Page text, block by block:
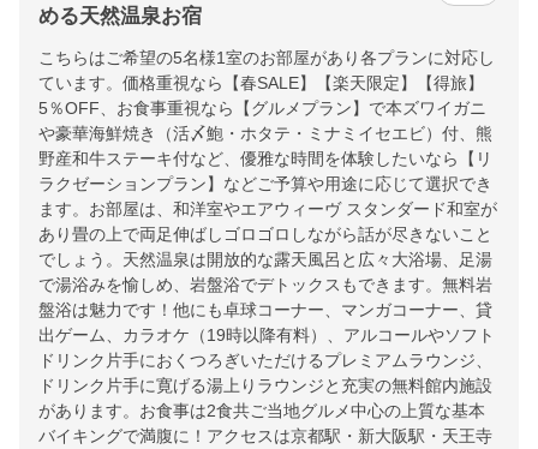
める天然温泉お宿
こちらはご希望の5名様1室のお部屋があり各プランに対応し
ています。価格重視なら【春SALE】【楽天限定】【得旅】
5％OFF、お食事重視なら【グルメプラン】で本ズワイガニ
や豪華海鮮焼き（活〆鮑・ホタテ・ミナミイセエビ）付、熊
野産和牛ステーキ付など、優雅な時間を体験したいなら【リ
ラクゼーションプラン】などご予算や用途に応じて選択でき
ます。お部屋は、和洋室やエアウィーヴ スタンダード和室が
あり畳の上で両足伸ばしゴロゴロしながら話が尽きないこと
でしょう。天然温泉は開放的な露天風呂と広々大浴場、足湯
で湯浴みを愉しめ、岩盤浴でデトックスもできます。無料岩
盤浴は魅力です！他にも卓球コーナー、マンガコーナー、貸
出ゲーム、カラオケ（19時以降有料）、アルコールやソフト
ドリンク片手におくつろぎいただけるプレミアムラウンジ、
ドリンク片手に寛げる湯上りラウンジと充実の無料館内施設
があります。お食事は2食共ご当地グルメ中心の上質な基本
バイキングで満腹に！アクセスは京都駅・新大阪駅・天王寺